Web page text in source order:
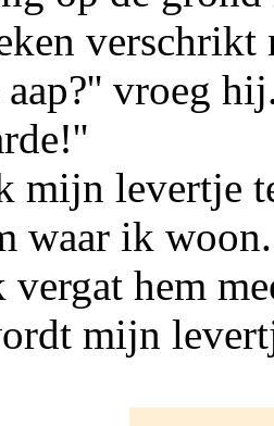
verschrikt
aap?'' vroeg
mijn levertje
waar ik woon.
hem
mijn